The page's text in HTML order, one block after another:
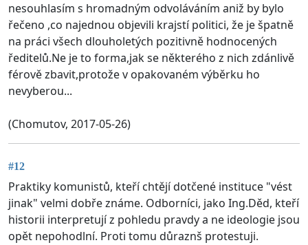
nesouhlasím s hromadným odvoláváním aniž by bylo
řečeno ,co najednou objevili krajstí politici, že je špatně
na práci všech dlouholetých pozitivně hodnocených
ředitelů.Ne je to forma,jak se některého z nich zdánlivě
férově zbavit,protože v opakovaném výběrku ho
nevyberou...
(Chomutov, 2017-05-26)
#12
Praktiky komunistů, kteří chtějí dotčené instituce "vést
jinak" velmi dobře známe. Odborníci, jako Ing.Děd, kteří
historii interpretují z pohledu pravdy a ne ideologie jsou
opět nepohodlní. Proti tomu důraznš protestuji.